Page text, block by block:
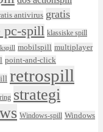
antivirus gratis
pc-spill klassiske spill
mobilspill multiplayer
point-and-click
retrospill
strategi
Windows-spill Windows